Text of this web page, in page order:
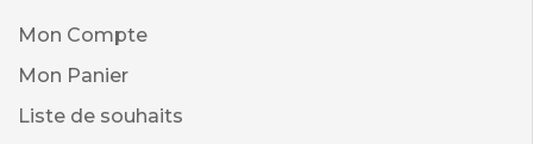
Mon Compte
Mon Panier
Liste de souhaits